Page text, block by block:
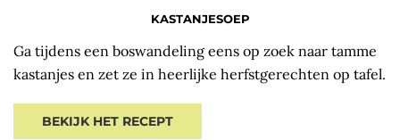
KASTANJESOEP
Ga tijdens een boswandeling eens op zoek naar tamme
kastanjes en zet ze in heerlijke herfstgerechten op tafel.
BEKIJK HET RECEPT